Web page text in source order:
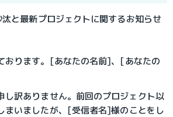
と最新プロジェクトに関するお知らせ
おります。[あなたの名前]、[あなたの
し訳ありません。前回のプロジェクト以
まいましたが、[受信者名]様のことをし